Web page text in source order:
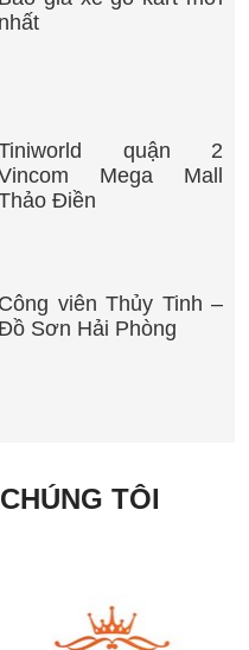
nhất
quận 2
Mega Mall
Điền
Công viên Thủy Tinh –
Sơn Hải Phòng
TÔI